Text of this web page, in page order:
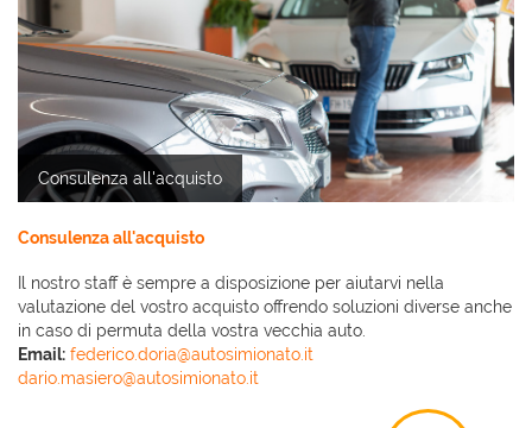
Consulenza all'acquisto
Consulenza all'acquisto
Il nostro staff è sempre a disposizione per aiutarvi nella
valutazione del vostro acquisto offrendo soluzioni diverse anche
in caso di permuta della vostra vecchia auto.
Email: federico.doria@autosimionato.it
dario.masiero@autosimionato.it